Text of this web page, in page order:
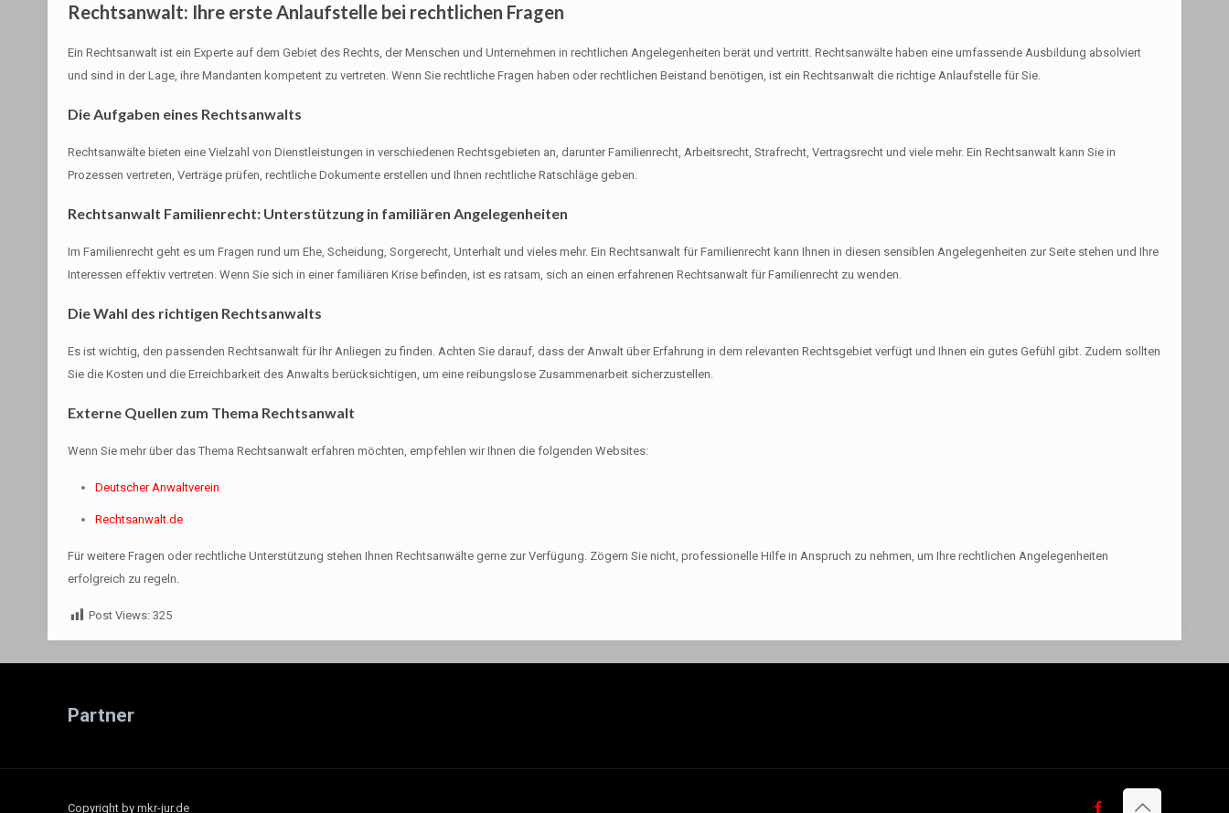
Rechtsanwalt: Ihre erste Anlaufstelle bei rechtlichen Fragen
Ein Rechtsanwalt ist ein Experte auf dem Gebiet des Rechts, der Menschen und Unternehmen in rechtlichen Angelegenheiten berät und vertritt. Rechtsanwälte haben eine umfassende Ausbildung absolviert
und sind in der Lage, ihre Mandanten kompetent zu vertreten. Wenn Sie rechtliche Fragen haben oder rechtlichen Beistand benötigen, ist ein Rechtsanwalt die richtige Anlaufstelle für Sie.
Die Aufgaben eines Rechtsanwalts
Rechtsanwälte bieten eine Vielzahl von Dienstleistungen in verschiedenen Rechtsgebieten an, darunter Familienrecht, Arbeitsrecht, Strafrecht, Vertragsrecht und viele mehr. Ein Rechtsanwalt kann Sie in
Prozessen vertreten, Verträge prüfen, rechtliche Dokumente erstellen und Ihnen rechtliche Ratschläge geben.
Rechtsanwalt Familienrecht: Unterstützung in familiären Angelegenheiten
Im Familienrecht geht es um Fragen rund um Ehe, Scheidung, Sorgerecht, Unterhalt und vieles mehr. Ein Rechtsanwalt für Familienrecht kann Ihnen in diesen sensiblen Angelegenheiten zur Seite stehen und Ihre
Interessen effektiv vertreten. Wenn Sie sich in einer familiären Krise befinden, ist es ratsam, sich an einen erfahrenen Rechtsanwalt für Familienrecht zu wenden.
Die Wahl des richtigen Rechtsanwalts
Es ist wichtig, den passenden Rechtsanwalt für Ihr Anliegen zu finden. Achten Sie darauf, dass der Anwalt über Erfahrung in dem relevanten Rechtsgebiet verfügt und Ihnen ein gutes Gefühl gibt. Zudem sollten
Sie die Kosten und die Erreichbarkeit des Anwalts berücksichtigen, um eine reibungslose Zusammenarbeit sicherzustellen.
Externe Quellen zum Thema Rechtsanwalt
Wenn Sie mehr über das Thema Rechtsanwalt erfahren möchten, empfehlen wir Ihnen die folgenden Websites:
Deutscher Anwaltverein
Rechtsanwalt.de
Für weitere Fragen oder rechtliche Unterstützung stehen Ihnen Rechtsanwälte gerne zur Verfügung. Zögern Sie nicht, professionelle Hilfe in Anspruch zu nehmen, um Ihre rechtlichen Angelegenheiten
erfolgreich zu regeln.
Post Views: 325
Partner
Copyright by mkr-jur.de